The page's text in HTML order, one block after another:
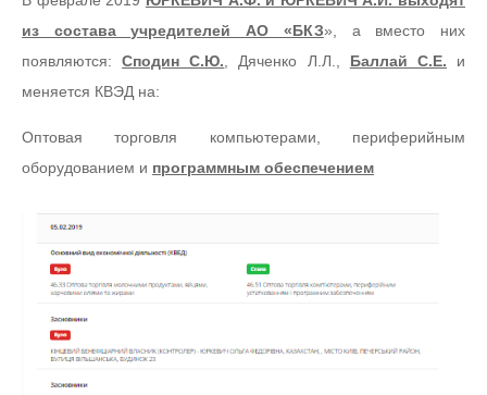
из состава учредителей АО «БКЗ», а вместо них
появляются:Сподин С.Ю., Дяченко Л.Л., Баллай С.Е. и
меняется КВЭД на:
Оптовая торговля компьютерами, периферийным
оборудованием и программным обеспечением